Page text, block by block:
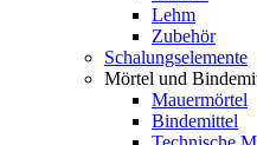
Lehm
Zubehör
Schalungselemente
Mörtel und
Mauermörtel
Bindemittel